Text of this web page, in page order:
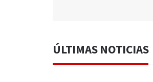
ÚLTIMAS NOTICIAS